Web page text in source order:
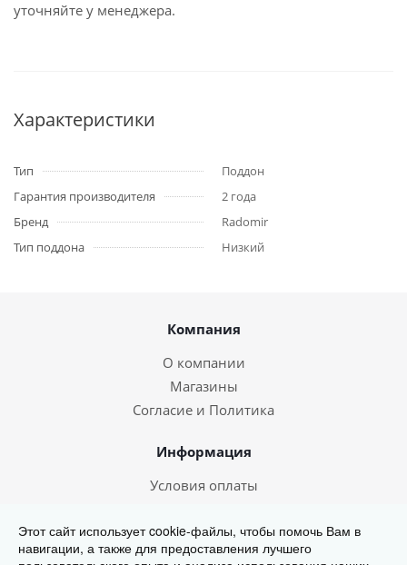
уточняйте у менеджера.
Характеристики
Тип
Поддон
Гарантия производителя
2 года
Бренд
Radomir
Тип поддона
Низкий
Компания
О компании
Магазины
Согласие и Политика
Информация
Условия оплаты
567-000
Этот сайт использует cookie-файлы, чтобы помочь Вам в
навигации, а также для предоставления лучшего